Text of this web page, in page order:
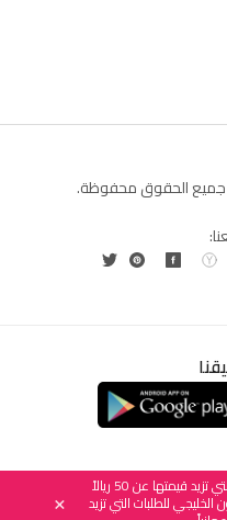
الحقوق محفوظة.
شحن مجاني داخل سلطنة عمان للطلبات التي تزيد قيمتها عن 50 ريالاً
للطلبات التي تزيد ×
(الإنجليزية)